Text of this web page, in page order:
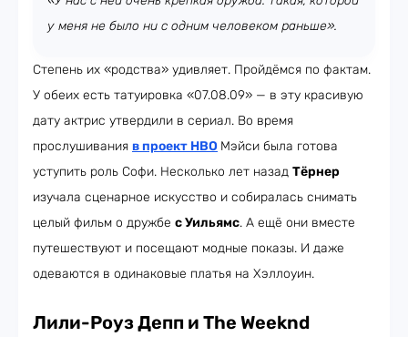
у меня не было ни с одним человеком раньше».
Степень их «родства» удивляет. Пройдёмся по фактам.
У обеих есть татуировка «07.08.09» — в эту красивую
дату актрис утвердили в сериал. Во время
прослушивания в проект HBO Мэйси была готова
уступить роль Софи. Несколько лет назад Тёрнер
изучала сценарное искусство и собиралась снимать
целый фильм о дружбе с Уильямс. А ещё они вместе
путешествуют и посещают модные показы. И даже
одеваются в одинаковые платья на Хэллоуин.
Лили-Роуз Депп и The Weeknd